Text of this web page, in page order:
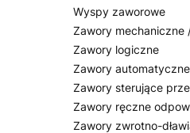
Wyspy zaworowe
Zawory mechaniczne
Zawory logiczne
Zawory automatyczne
Zawory sterujące
Zawory ręczne
Zawory zwrotno-